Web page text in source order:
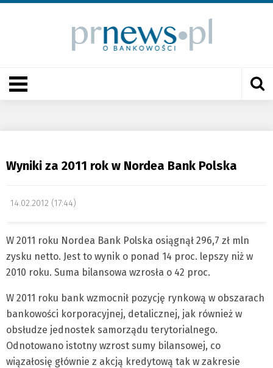
Wyniki za 2011 rok w Nordea Bank Polska
14.02.2012 (17:44)
W 2011 roku Nordea Bank Polska osiągnął 296,7 zł mln
zysku netto. Jest to wynik o ponad 14 proc. lepszy niż w
2010 roku. Suma bilansowa wzrosła o 42 proc.
W 2011 roku bank wzmocnił pozycję rynkową w obszarach
bankowości korporacyjnej, detalicznej, jak również w
obsłudze jednostek samorządu terytorialnego.
Odnotowano istotny wzrost sumy bilansowej, co
wiązałosię głównie z akcją kredytową tak w zakresie